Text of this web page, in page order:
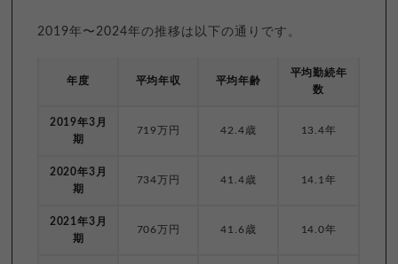
2019年〜2024年の推移は以下の通りです。
年度 平均年収 平均年齢
平均勤続年
数
2019年3月
期
719万円 42.4歳 13.4年
2020年3月
期
734万円 41.4歳 14.1年
2021年3月
期
706万円 41.6歳 14.0年